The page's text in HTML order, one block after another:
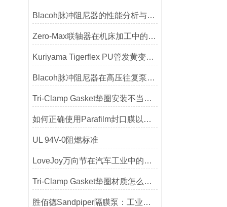
Blacoh脉冲阻尼器的性能分析与测试方法
Zero-Max联轴器在机床加工中的应用及精度保证方法
Kuriyama Tigerflex PU管发黄变硬怎么办？
Blacoh脉冲阻尼器在高压往复泵系统中的应用
Tri-Clamp Gasket垫圈安装不当导致的泄漏问题及预防
如何正确使用Parafilm封口膜以确保实验结果的准确性？
UL 94V-0阻燃标准
LoveJoy万向节在汽车工业中的重要性
Tri-Clamp Gasket垫圈材质怎么选？EPDM、硅胶还是PTFE？
胜佰德Sandpiper隔膜泵：工业流体输送的可靠动力解决方案